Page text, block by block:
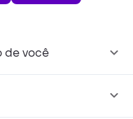
de você